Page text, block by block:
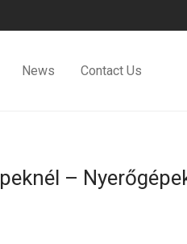
News Contact Us
–